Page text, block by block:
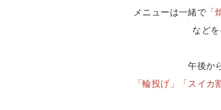
メニューは一緒で「
など
午後か
「輪投げ」「スイカ